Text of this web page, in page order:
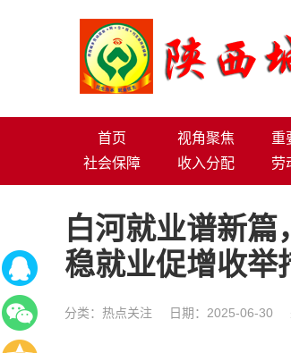
首页 视角聚焦 重
社会保障
收入分配 劳
白河就业谱新
稳就业促增收举
分类： 热点关注 日期：2025-06-30